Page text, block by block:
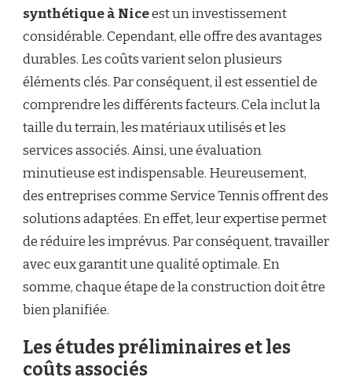
ASSOCIÉS
LA
CONSTRUCTION
D’UN
COURT
DE
EN
GAZON
À
NICE
synthétique à Niceest un investissement
considérable. Cependant, elle offre des avantages
durables. Les coûts varient selon plusieurs
éléments clés. Par conséquent, il est essentiel de
comprendre les différents facteurs. Cela inclut la
taille du terrain, les matériaux utilisés et les
services associés. Ainsi, une évaluation
minutieuse est indispensable. Heureusement,
des entreprises comme Service Tennis offrent des
solutions adaptées. En effet, leur expertise permet
de réduire les imprévus. Par conséquent, travailler
avec eux garantit une qualité optimale. En
somme, chaque étape de la construction doit être
bien planifiée.
Les études préliminaires et les
coûts associés